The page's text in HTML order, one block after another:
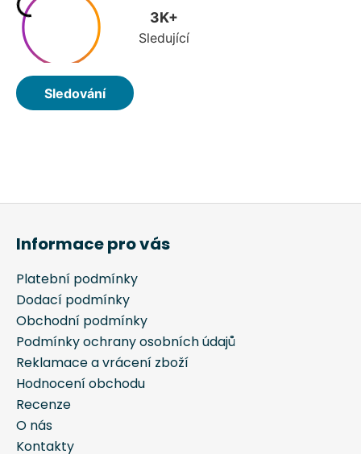
Platební podmínky
Dodací podmínky
Obchodní podmínky
Podmínky ochrany osobních údajů
Reklamace a vrácení zboží
Hodnocení obchodu
Recenze
O nás